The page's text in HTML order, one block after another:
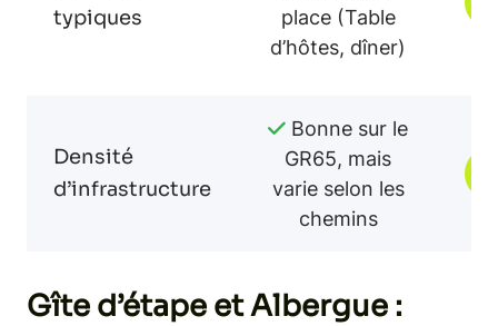
typiques
place (Table
d’hôtes, dîner)
Densité
d’infrastructure
Bonne sur le
GR65, mais
varie selon les
chemins
Gîte d’étape et Albergue :